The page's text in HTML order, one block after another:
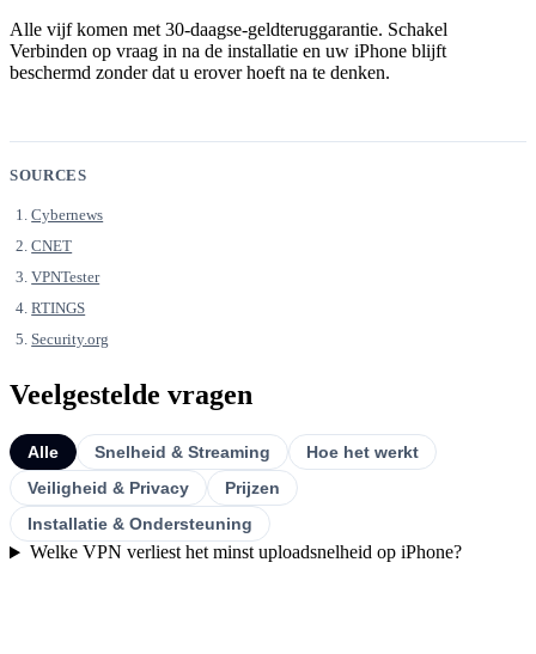
Alle vijf komen met 30-daagse-geldteruggarantie. Schakel
Verbinden op vraag in na de installatie en uw iPhone blijft
beschermd zonder dat u erover hoeft na te denken.
SOURCES
Cybernews
CNET
VPNTester
RTINGS
Security.org
Veelgestelde vragen
Alle Snelheid & Streaming
Hoe het werkt
Veiligheid & Privacy
Prijzen
Installatie & Ondersteuning
Welke VPN verliest het minst uploadsnelheid op iPhone?